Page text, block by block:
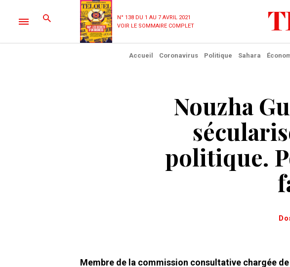
N° 138 DU 1 AU 7 AVRIL 2021
VOIR LE SOMMAIRE COMPLET
Accueil Coronavirus Politique Sahara
Nouzha
politique.
Membre de la commission consultative chargée